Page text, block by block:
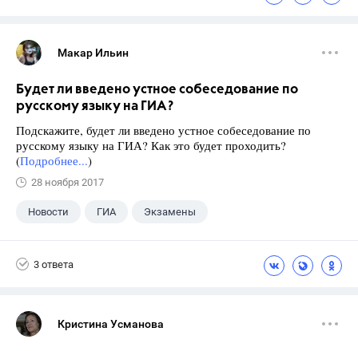
Макар Ильин
Будет ли введено устное собеседование по
русскому языку на ГИА?
Подскажите, будет ли введено устное собеседование по
русскому языку на ГИА? Как это будет проходить?
(Подробнее...)
28 ноября 2017
Новости ГИА Экзамены
3 ответа
Кристина Усманова